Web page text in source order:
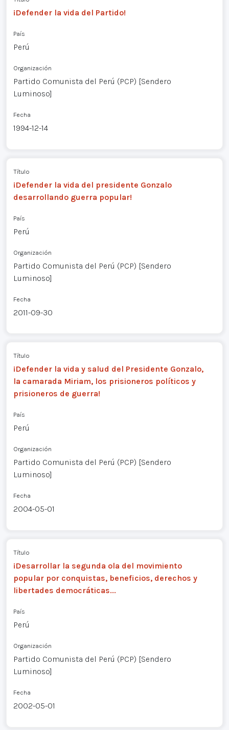
¡Defender la vida del Partido!
País
Perú
Organización
Partido Comunista del Perú (PCP) [Sendero
Luminoso]
Fecha
1994-12-14
Título
¡Defender la vida del presidente Gonzalo
desarrollando guerra popular!
País
Perú
Organización
Partido Comunista del Perú (PCP) [Sendero
Luminoso]
Fecha
2011-09-30
Título
¡Defender la vida y salud del Presidente Gonzalo,
la camarada Miriam, los prisioneros políticos y
prisioneros de guerra!
País
Perú
Organización
Partido Comunista del Perú (PCP) [Sendero
Luminoso]
Fecha
2004-05-01
Título
¡Desarrollar la segunda ola del movimiento
popular por conquistas, beneficios, derechos y
libertades democráticas...
País
Perú
Organización
Partido Comunista del Perú (PCP) [Sendero
Luminoso]
Fecha
2002-05-01